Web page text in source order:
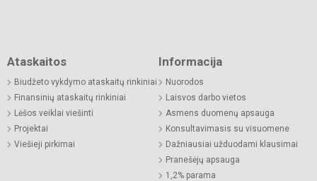
Ataskaitos
Biudžeto vykdymo ataskaitų rinkiniai
Finansinių ataskaitų rinkiniai
Lėšos veiklai viešinti
Projektai
Viešieji pirkimai
Informacija
Nuorodos
Laisvos darbo vietos
Asmens duomenų apsauga
Konsultavimasis su visuomene
Dažniausiai užduodami klausimai
Pranešėjų apsauga
1,2% parama